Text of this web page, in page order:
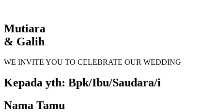
Mutiara
& Galih
WE INVITE YOU TO CELEBRATE OUR WEDDING
Kepada yth: Bpk/Ibu/Saudara/i
Nama Tamu